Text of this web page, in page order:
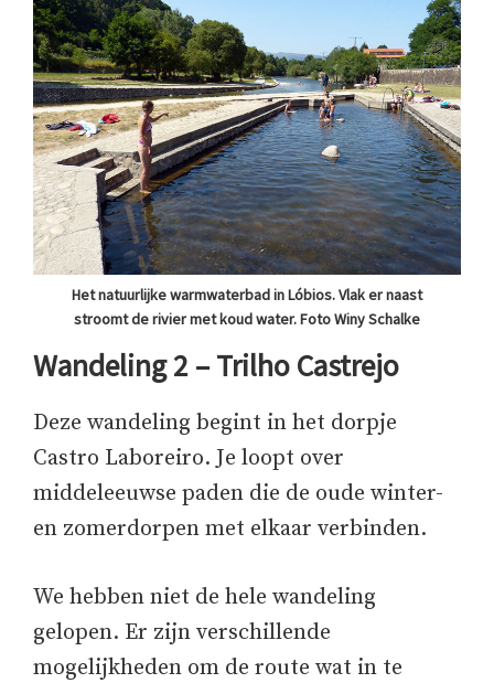
Het natuurlijke warmwaterbad in Lóbios. Vlak er naast
stroomt de rivier met koud water. Foto Winy Schalke
Wandeling 2 – Trilho Castrejo
Deze wandeling begint in het dorpje
Castro Laboreiro. Je loopt over
middeleeuwse paden die de oude winter-
en zomerdorpen met elkaar verbinden.
We hebben niet de hele wandeling
gelopen. Er zijn verschillende
mogelijkheden om de route wat in te